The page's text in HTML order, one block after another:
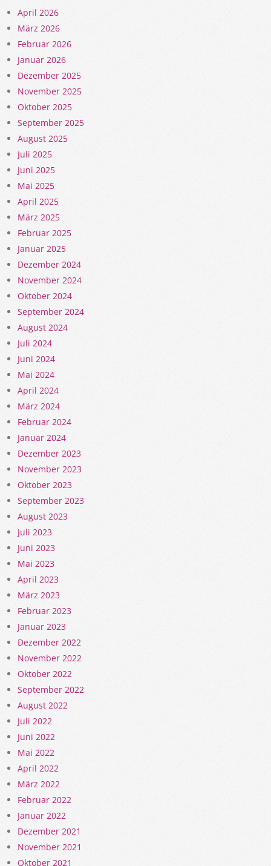
April 2026
März 2026
Februar 2026
Januar 2026
Dezember 2025
November 2025
Oktober 2025
September 2025
August 2025
Juli 2025
Juni 2025
Mai 2025
April 2025
März 2025
Februar 2025
Januar 2025
Dezember 2024
November 2024
Oktober 2024
September 2024
August 2024
Juli 2024
Juni 2024
Mai 2024
April 2024
März 2024
Februar 2024
Januar 2024
Dezember 2023
November 2023
Oktober 2023
September 2023
August 2023
Juli 2023
Juni 2023
Mai 2023
April 2023
März 2023
Februar 2023
Januar 2023
Dezember 2022
November 2022
Oktober 2022
September 2022
August 2022
Juli 2022
Juni 2022
Mai 2022
April 2022
März 2022
Februar 2022
Januar 2022
Dezember 2021
November 2021
Oktober 2021